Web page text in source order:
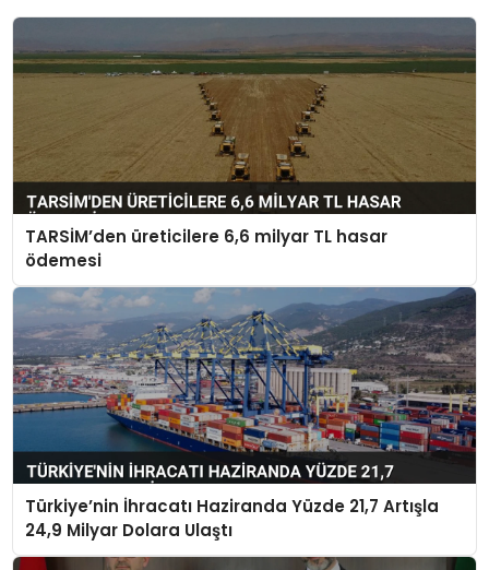
TARSİM’den üreticilere 6,6 milyar TL hasar
ödemesi
Türkiye’nin İhracatı Haziranda Yüzde 21,7 Artışla
24,9 Milyar Dolara Ulaştı